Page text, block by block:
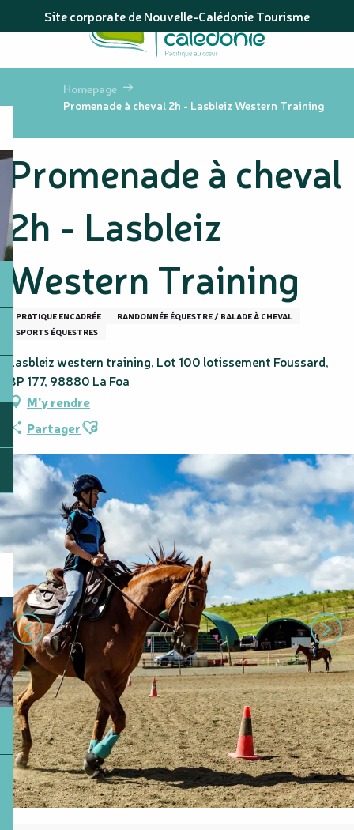
au
principal
Site corporate de Nouvelle-Calédonie Tourisme
Homepage
Promenade à cheval 2h - Lasbleiz Western Training
Promenade à cheval
2h - Lasbleiz
Western Training
PRATIQUE ENCADRÉE
RANDONNÉE ÉQUESTRE / BALADE À CHEVAL
SPORTS ÉQUESTRES
Lasbleiz western training, Lot 100 lotissement Foussard,
BP 177, 98880 La Foa
M'y rendre
PartagerAjouter aux favoris